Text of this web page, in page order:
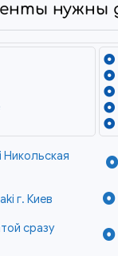
нужны
Никольская
г. Киев
сразу